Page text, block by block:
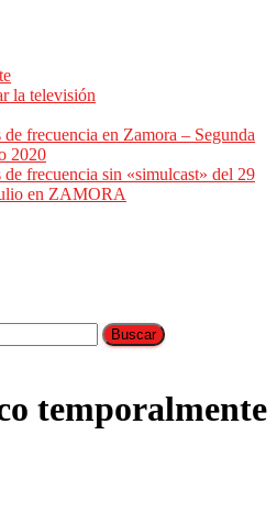
la televisión
frecuencia en Zamora – Segunda
2020
frecuencia sin «simulcast» del 29
en ZAMORA
temporalmente